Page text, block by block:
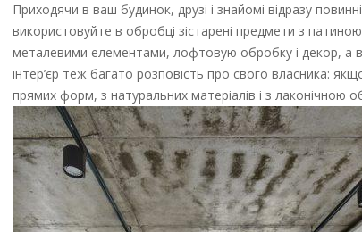
Приходячи в ваш будинок, друзі і знайомі відразу
використовуйте в обробці зістарені предмети з
металевими елементами, лофтовую обробку і декор, а в
інтер’єр теж багато розповість про свого власника:
прямих форм, з натуральних матеріалів і з лаконічною